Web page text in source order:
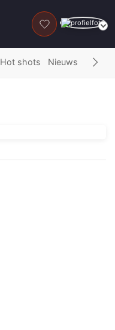
DONEER
Hot shots Nieuws Fails